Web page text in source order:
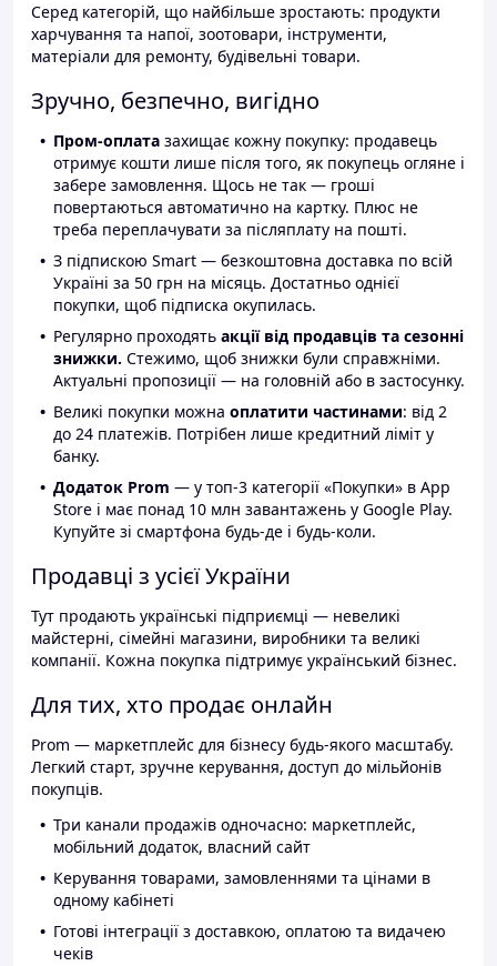
Серед категорій, що найбільше зростають: продукти
харчування та напої, зоотовари, інструменти,
матеріали для ремонту, будівельні товари.
Зручно, безпечно, вигідно
Пром-оплата захищає кожну покупку: продавець
отримує кошти лише після того, як покупець огляне і
забере замовлення. Щось не так — гроші
повертаються автоматично на картку. Плюс не
треба переплачувати за післяплату на пошті.
З підпискою Smart — безкоштовна доставка по всій
Україні за 50 грн на місяць. Достатньо однієї
покупки, щоб підписка окупилась.
Регулярно проходять акції від продавців та сезонні
знижки. Стежимо, щоб знижки були справжніми.
Актуальні пропозиції — на головній або в застосунку.
Великі покупки можна оплатити частинами: від 2
до 24 платежів. Потрібен лише кредитний ліміт у
банку.
Додаток Prom — у топ-3 категорії «Покупки» в App
Store і має понад 10 млн завантажень у Google Play.
Купуйте зі смартфона будь-де і будь-коли.
Продавці з усієї України
Тут продають українські підприємці — невеликі
майстерні, сімейні магазини, виробники та великі
компанії. Кожна покупка підтримує український бізнес.
Для тих, хто продає онлайн
Prom — маркетплейс для бізнесу будь-якого масштабу.
Легкий старт, зручне керування, доступ до мільйонів
покупців.
Три канали продажів одночасно: маркетплейс,
мобільний додаток, власний сайт
Керування товарами, замовленнями та цінами в
одному кабінеті
Готові інтеграції з доставкою, оплатою та видачею
чеків